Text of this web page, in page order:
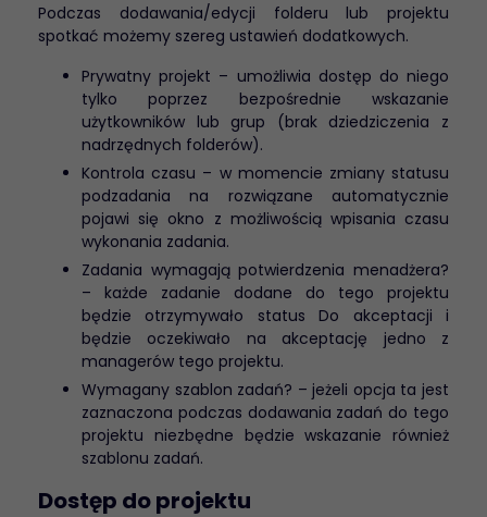
Podczas dodawania/edycji folderu lub projektu
spotkać możemy szereg ustawień dodatkowych.
Prywatny projekt – umożliwia dostęp do niego
tylko poprzez bezpośrednie wskazanie
użytkowników lub grup (brak dziedziczenia z
nadrzędnych folderów).
Kontrola czasu – w momencie zmiany statusu
podzadania na rozwiązane automatycznie
pojawi się okno z możliwością wpisania czasu
wykonania zadania.
Zadania wymagają potwierdzenia menadżera?
– każde zadanie dodane do tego projektu
będzie otrzymywało status Do akceptacji i
będzie oczekiwało na akceptację jedno z
managerów tego projektu.
Wymagany szablon zadań? – jeżeli opcja ta jest
zaznaczona podczas dodawania zadań do tego
projektu niezbędne będzie wskazanie również
szablonu zadań.
Dostęp do projektu